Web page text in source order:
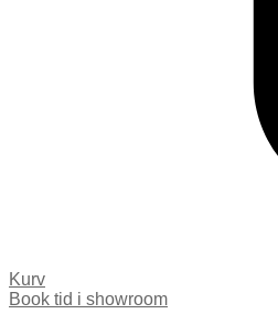
Kurv
Book tid i showroom